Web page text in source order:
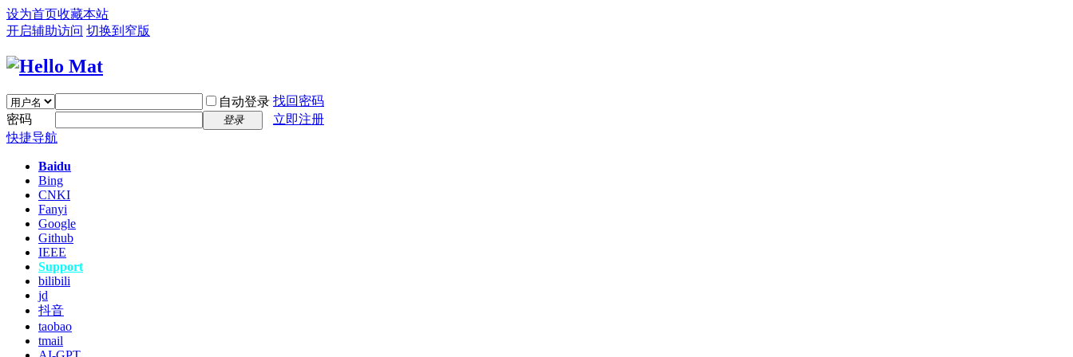
设为首页收藏本站
开启辅助访问 切换到窄版
自动登录 找回密码
密码
登录
立即注册
快捷导航
Baidu
Bing
CNKI
Fanyi
Google
Github
IEEE
Support
bilibili
jd
抖音
taobao
tmail